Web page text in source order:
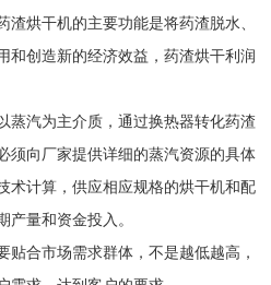
烘干机的主要功能是将药渣脱水、
和创造新的经济效益，药渣烘干利润
汽为主介质，通过换热器转化药渣
须向厂家提供详细的蒸汽资源的具体
术计算，供应相应规格的烘干机和配
产量和资金投入。
合市场需求群体，不是越低越高，